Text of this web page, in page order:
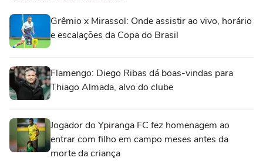
Grêmio x Mirassol: Onde assistir ao vivo, horário
e escalações da Copa do Brasil
Flamengo: Diego Ribas dá boas-vindas para
Thiago Almada, alvo do clube
Jogador do Ypiranga FC fez homenagem ao
entrar com filho em campo meses antes da
morte da criança